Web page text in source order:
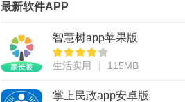
最新软件APP
智慧树app苹果版
生活实用 115MB
掌上民政app安卓版